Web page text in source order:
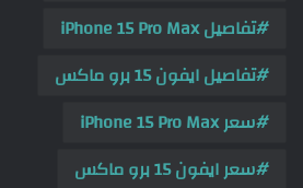
تفاصيل iPhone 15 Pro Max
تفاصيل ايفون 15 برو ماكس
سعر iPhone 15 Pro Max
سعر ايفون 15 برو ماكس